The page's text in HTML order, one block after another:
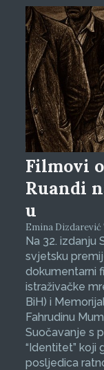
Filmovi
Ruandi
u
Emina Dizdarević
Na 32. izdanju
svjetsku
dokumentarni
istraživačke
BiH) i
Fahrudinu
Suočavanje s
“Identitet” koji
posljedica